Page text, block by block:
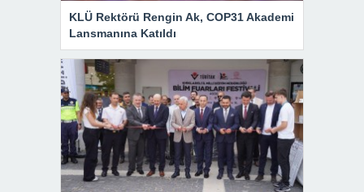
KLÜ Rektörü Rengin Ak, COP31 Akademi
Lansmanına Katıldı